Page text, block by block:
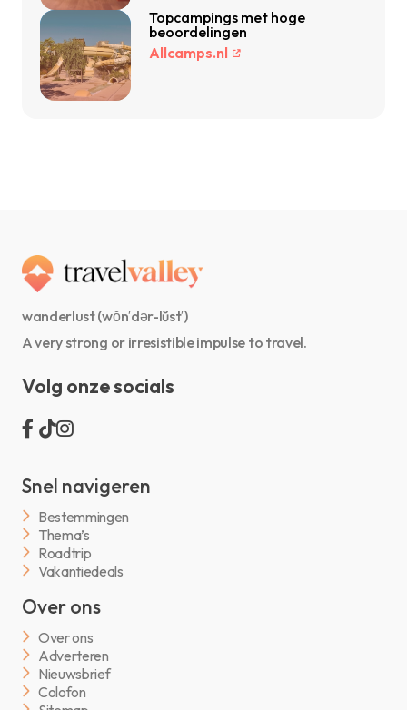
Topcampings met hoge
beoordelingen
Allcamps.nl
wanderlust (wŏn′dər-lŭst′)
A very strong or irresistible impulse to travel.
Volg onze socials
Snel navigeren
Bestemmingen
Thema’s
Roadtrip
Vakantiedeals
Over ons
Over ons
Adverteren
Nieuwsbrief
Colofon